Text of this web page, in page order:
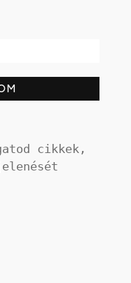
cikkek,